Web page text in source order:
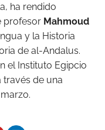
ha rendido
profesor Mahmoud
y la Historia
de al-Andalus.
el Instituto Egipcio
través de una